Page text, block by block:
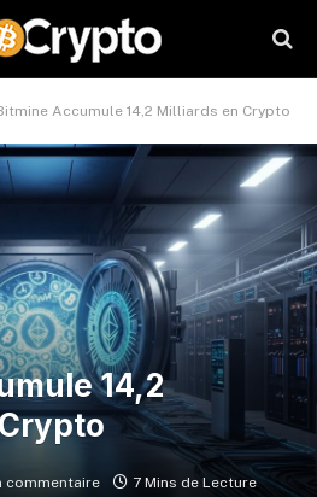
Accumule 14,2 Milliards en Crypto
14,2
commentaire 7 Mins de Lecture